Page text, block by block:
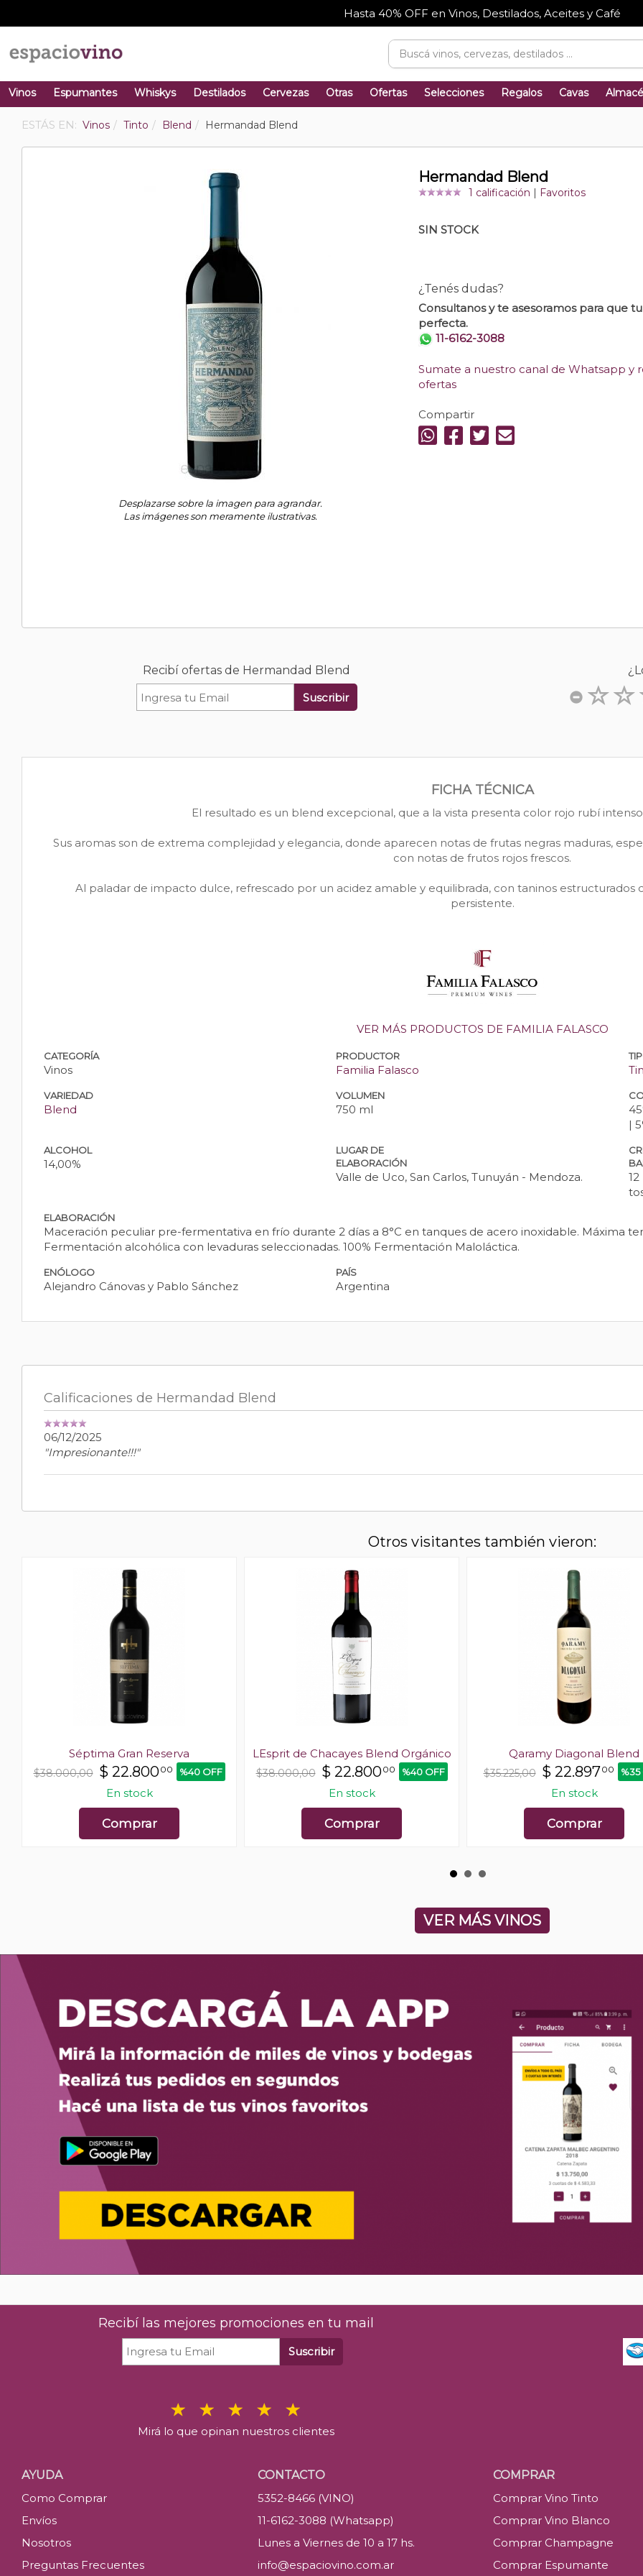
Hasta 40% OFF en Vinos, Destilados, Aceites y Café
Vinos Espumantes Whiskys Destilados Cervezas Otras Ofertas Selecciones Regalos Cavas
ESTÁS EN: Vinos Tinto Blend Hermandad Blend
Desplazarse sobre la imagen para agrandar.
Las imágenes son meramente ilustrativas.
Hermandad Blend
1 calificación Favoritos
SIN STOCK
¿Tenés dudas?
Consultanos y te asesoramos para que
perfecta.
11-6162-3088
Sumate a nuestro canal de Whatsapp y
ofertas
Compartir
Recibí ofertas de Hermandad Blend
Suscribir
FICHA TÉCNICA
El resultado es un blend excepcional, que a la vista presenta color rojo rubí
Sus aromas son de extrema complejidad y elegancia, donde aparecen notas de frutas negras maduras,
con notas de frutos rojos frescos.
Al paladar de impacto dulce, refrescado por un acidez amable y equilibrada, con taninos
persistente.
VER MÁS PRODUCTOS DE FAMILIA FALASCO
CATEGORÍA
Vinos
PRODUCTOR
Familia Falasco
VARIEDAD
Blend
VOLUMEN
750 ml
|
ALCOHOL
14,00%
LUGAR DE
ELABORACIÓN
Valle de Uco, San Carlos, Tunuyán - Mendoza.
ELABORACIÓN
Maceración peculiar pre-fermentativa en frío durante 2 días a 8°C en tanques de acero inoxidable. Máxima
Fermentación alcohólica con levaduras seleccionadas. 100% Fermentación Maloláctica.
ENÓLOGO
Alejandro Cánovas y Pablo Sánchez
PAÍS
Argentina
Calificaciones de Hermandad Blend
06/12/2025
"Impresionante!!!"
Otros visitantes también vieron:
Séptima Gran Reserva
$38.000,00 $ 22.80000 %40 OFF
En stock
Comprar
LEsprit de Chacayes Blend Orgánico
$38.000,00 $ 22.80000 %40 OFF
En stock
Comprar
Qaramy Diagonal Blend
$35.225,00 $ 22.89700 %35
En stock
Comprar
VER MÁS VINOS
Recibí las mejores promociones en tu mail
Suscribir
Mirá lo que opinan nuestros clientes
AYUDA
Como Comprar
Envíos
Nosotros
Preguntas Frecuentes
CONTACTO
5352-8466 (VINO)
11-6162-3088 (Whatsapp)
Lunes a Viernes de 10 a 17 hs.
info@espaciovino.com.ar
COMPRAR
Comprar Vino Tinto
Comprar Vino Blanco
Comprar Champagne
Comprar Espumante